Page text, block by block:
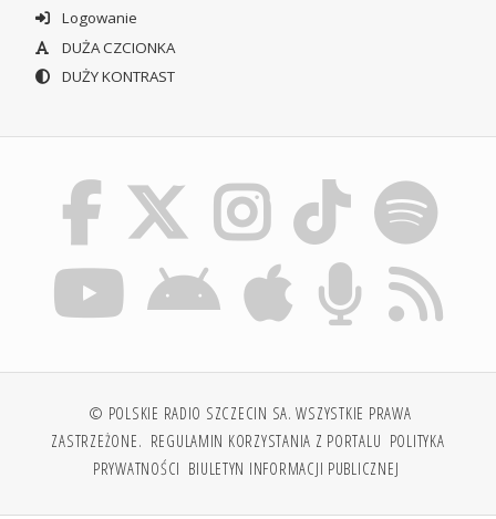
Logowanie
DUŻA CZCIONKA
DUŻY KONTRAST
© POLSKIE RADIO SZCZECIN SA. WSZYSTKIE PRAWA
ZASTRZEŻONE. REGULAMIN KORZYSTANIA Z PORTALU POLITYKA
PRYWATNOŚCI BIULETYN INFORMACJI PUBLICZNEJ